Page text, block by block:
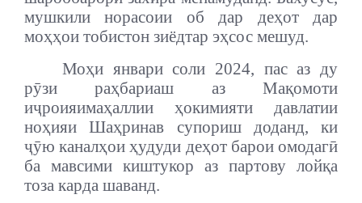
мушкили норасоии об дар деҳот дар
моҳҳои тобистон зиёдтар эҳсос мешуд.
Моҳи январи соли 2024, пас аз ду
рӯзи раҳбариаш аз Мақомоти
иҷроияимаҳаллии ҳокимияти давлатии
ноҳияи Шаҳринав супориш доданд, ки
ҷӯю каналҳои ҳудуди деҳот барои омодагӣ
ба мавсими киштукор аз партову лойқа
тоза карда шаванд.